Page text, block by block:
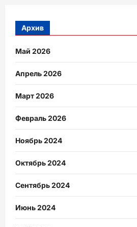
Архив
Май 2026
Апрель 2026
Март 2026
Февраль 2026
Ноябрь 2024
Октябрь 2024
Сентябрь 2024
Июнь 2024